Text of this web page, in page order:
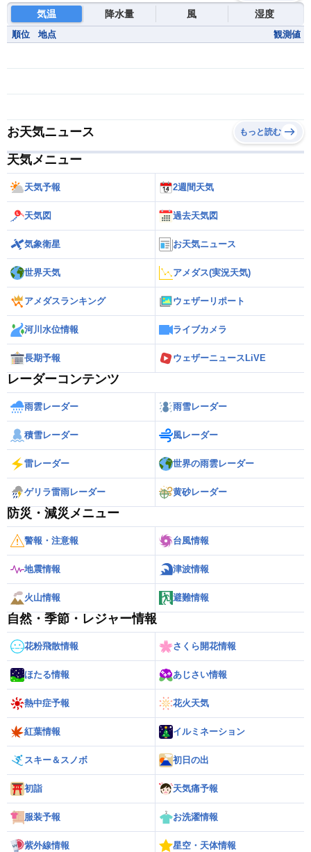
気温 降水量 風 湿度
順位 地点 観測値
お天気ニュース もっと読む
天気メニュー
天気予報 2週間天気
天気図 過去天気図
気象衛星 お天気ニュース
世界天気 アメダス(実況天気)
アメダスランキング ウェザーリポート
河川水位情報 ライブカメラ
長期予報 ウェザーニュースLiVE
レーダーコンテンツ
雨雲レーダー 雨雪レーダー
積雪レーダー 風レーダー
雷レーダー 世界の雨雲レーダー
ゲリラ雷雨レーダー 黄砂レーダー
防災・減災メニュー
警報・注意報 台風情報
地震情報 津波情報
火山情報 避難情報
自然・季節・レジャー情報
花粉飛散情報 さくら開花情報
ほたる情報 あじさい情報
熱中症予報 花火天気
紅葉情報 イルミネーション
スキー＆スノボ 初日の出
初詣 天気痛予報
服装予報 お洗濯情報
紫外線情報 星空・天体情報